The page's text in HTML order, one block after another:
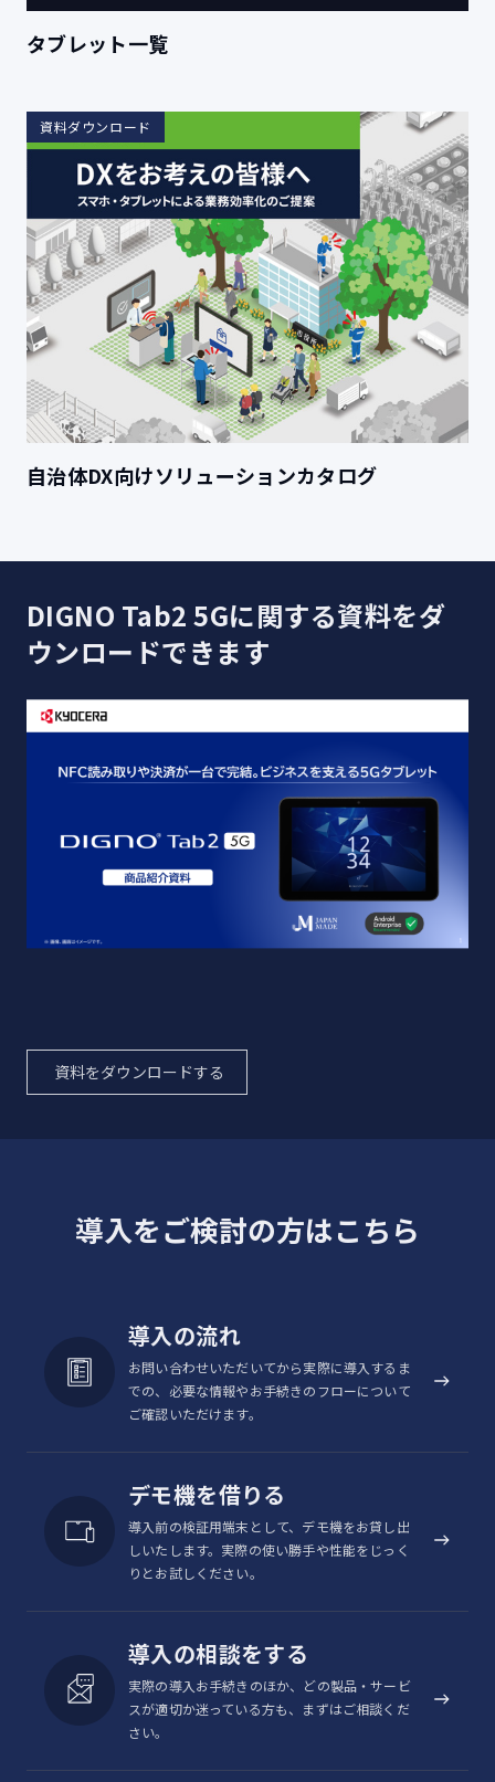
タブレット一覧
資料ダウンロード
自治体DX向けソリューションカタログ
DIGNO Tab2 5Gに関する資料をダ
ウンロードできます
資料をダウンロードする
導入をご検討の方はこちら
導入の流れ
お問い合わせいただいてから実際に導入するま
での、必要な情報やお手続きのフローについて
ご確認いただけます。
デモ機を借りる
導入前の検証用端末として、デモ機をお貸し出
しいたします。実際の使い勝手や性能をじっく
りとお試しください。
導入の相談をする
実際の導入お手続きのほか、どの製品・サービ
スが適切か迷っている方も、まずはご相談くだ
さい。